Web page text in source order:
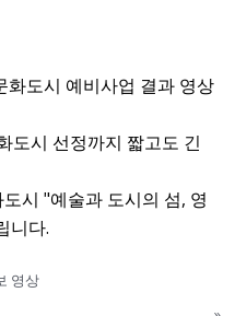
화도시 예비사업 결과 영상
도시 선정까지 짧고도 긴
시 "예술과 도시의 섬, 영
니다.
영상